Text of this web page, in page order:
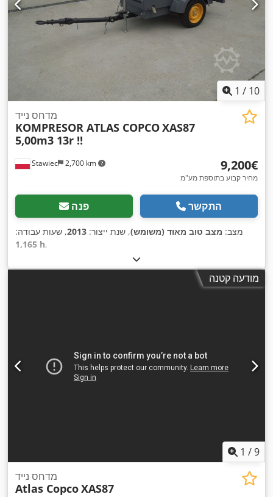
1 / 10
Stawiec 2,700 km
מדחס נייד
KOMPRESOR ATLAS COPCOXAS87
5,00m3 13r !!
‏9,200 ‏€
מחיר קבוע בתוספת מע"מ
פנה התקשר
מצב: מצב טוב מאוד (משומש), שנת ייצור: 2013, שעות עבודה:
1,165 h,
מודעה קטנה
1 /9
מדחס נייד
Atlas CopcoXAS87